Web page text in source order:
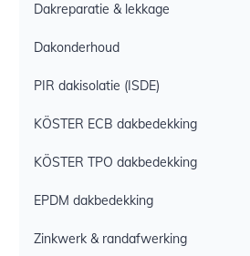
Dakreparatie & lekkage
Dakonderhoud
PIR dakisolatie (ISDE)
KÖSTER ECB dakbedekking
KÖSTER TPO dakbedekking
EPDM dakbedekking
Zinkwerk & randafwerking